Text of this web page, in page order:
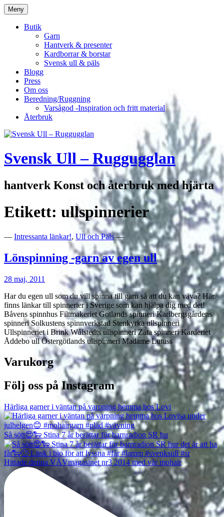
Hoppa
till
innehåll
Meny
Butik
Garn
Hantverk & presenter
Kardborrar & borstar
Svensk ull & päls
Blogg
Press
Om oss
Beredning/Ruggning
Varsågod -Inspiration och fritt material
Återbruk
Svensk Ull – Ruggugglan
hantverk Konst och återbruk med hjärta
Etikett: ullspinnerier
— Intressanta länkar!, Ull och Päls—
Lönspinning -garn av egen ull
28 maj, 2011
Har du egen ull som du vill spinna till garn så att du kan väva? Här
finns länkar till spinnerier i Sverige som kan hjälpa dig med det!
Båvens spinnhus Filtmakeriet Gotlands spinneri Karlbergsgårdens
spinneri Solkustens spinnverkstad Stenkyrka ullspinneri
Ullspinneriet i Brink Wålstedts ullspinneri Zäta spinneri Karderiet
Åddebo ull Östergötlands ullspinneri Madame Lutuss
Varukorg
Följ oss på Instagram
Härliga garner i väntan på varpning hemma hos Lovi
Så sött😍🐑 Stina 7 år berättar för barnradion SR hu
Hittade denna VÄVmagasinet nr3 2014 med vår mohair